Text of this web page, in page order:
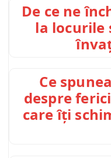
De ce ne
la locurile
Ce
despre
care îți